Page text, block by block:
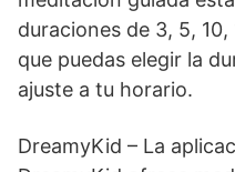
duraciones de 3, 5,
que puedas elegir la
ajuste a tu horario.
DreamyKid – La